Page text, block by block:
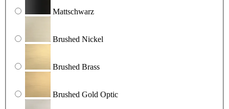
Mattschwarz
Brushed Nickel
Brushed Brass
Brushed Gold Optic